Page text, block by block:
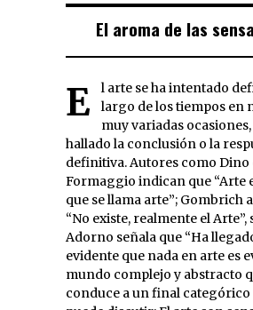
El aroma de las
El arte se ha intentado definir a lo
largo de los tiempos en
muy variadas
hallado la conclusión o la
definitiva. Autores como Dino
Formaggio indican que “Arte
que se llama arte”; Gombrich
“No existe, realmente el
Adorno señala que “Ha
evidente que nada en arte es
mundo complejo y abstracto
conduce a un final categórico